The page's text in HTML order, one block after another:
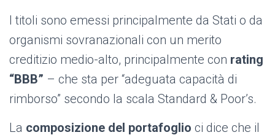
I titoli sono emessi principalmente da Stati o da
organismi sovranazionali con un merito
creditizio medio-alto, principalmente con rating
“BBB” – che sta per “adeguata capacità di
rimborso” secondo la scala Standard & Poor’s.
La composizione del portafoglio ci dice che il